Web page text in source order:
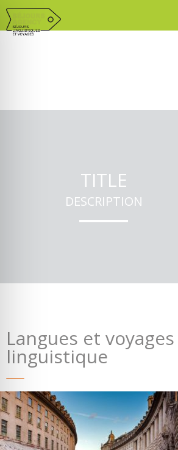
TITLE
DESCRIPTION
Langues et
linguistique
partir ? Devis & contact